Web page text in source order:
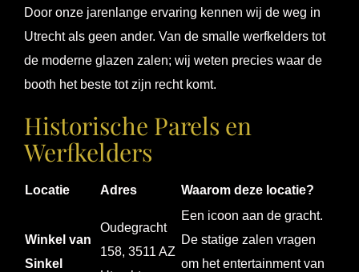
Door onze jarenlange ervaring kennen wij de weg in
Utrecht als geen ander. Van de smalle werfkelders tot
de moderne glazen zalen; wij weten precies waar de
booth het beste tot zijn recht komt.
Historische Parels en
Werfkelders
Locatie Adres Waarom deze locatie?
Winkel van
Sinkel
Oudegracht
158, 3511 AZ
Een icoon aan de gracht.
De statige zalen vragen
om het entertainment van